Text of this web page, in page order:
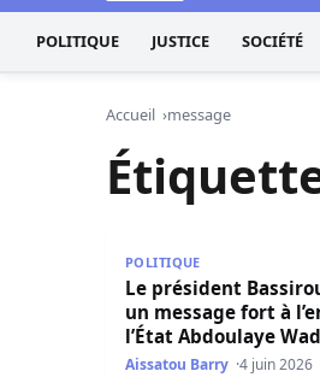
POLITIQUE JUSTICE SOCIÉTÉ
Accueil message
POLITIQUE
Le président
un message fort à
l’État Abdoulaye
querelle ne mérite
Aissatou Barry 4 juin 2026